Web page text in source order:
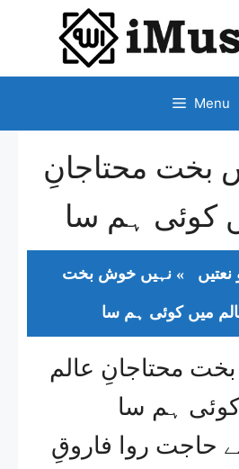
CONTENT
Menu
بخت محتاجانِ
کوئی ہم سا
نعتیں » نہیں خوش بخت
میں کوئی ہم سا
محتاجانِ عالم
ہم سا
حاجت روا فاروقِ